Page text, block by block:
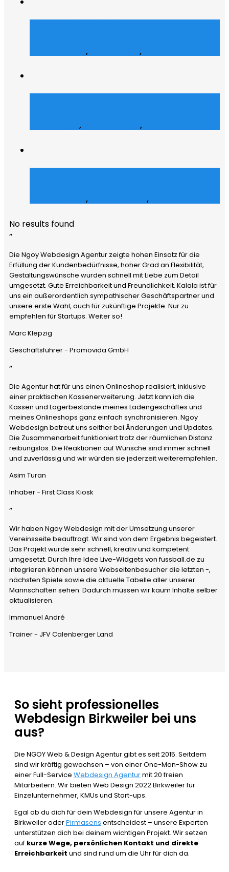
, ,
, ,
, ,
No results found
”
Die Ngoy Webdesign Agentur zeigte hohen Einsatz für die
Erfüllung der Kundenbedürfnisse, hoher Grad an Flexibilität,
Gestaltungswünsche wurden schnell mit Liebe zum Detail
umgesetzt. Gute Erreichbarkeit und Freundlichkeit. Kalala ist für
uns ein außerordentlich sympathischer Geschäftspartner und
unsere erste Wahl, auch für zukünftige Projekte. Nur zu
empfehlen für Startups. Weiter so!
Marc Klepzig
Geschäftsführer - Promovida GmbH
”
Die Agentur hat für uns einen Onlineshop realisiert, inklusive
einer praktischen Kassenerweiterung. Jetzt kann ich die
Kassen und Lagerbestände meines Ladengeschäftes und
meines Onlineshops ganz einfach synchronisieren. Ngoy
Webdesign betreut uns seither bei Änderungen und Updates.
Die Zusammenarbeit funktioniert trotz der räumlichen Distanz
reibungslos. Die Reaktionen auf Wünsche sind immer schnell
und zuverlässig und wir würden sie jederzeit weiterempfehlen.
Asim Turan
Inhaber - First Class Kiosk
”
Wir haben Ngoy Webdesign mit der Umsetzung unserer
Vereinsseite beauftragt. Wir sind von dem Ergebnis begeistert.
Das Projekt wurde sehr schnell, kreativ und kompetent
umgesetzt. Durch Ihre Idee Live-Widgets von fussball.de zu
integrieren können unsere Webseitenbesucher die letzten -,
nächsten Spiele sowie die aktuelle Tabelle aller unserer
Mannschaften sehen. Dadurch müssen wir kaum Inhalte selber
aktualisieren.
Immanuel André
Trainer - JFV Calenberger Land
So sieht professionelles
Webdesign Birkweiler bei uns
aus?
Die NGOY Web & Design Agentur gibt es seit 2015. Seitdem
sind wir kräftig gewachsen – von einer One-Man-Show zu
einer Full-Service Webdesign Agenturmit 20 freien
Mitarbeitern. Wir bieten Web Design 2022 Birkweiler für
Einzelunternehmer, KMUs und Start-ups.
Egal ob du dich für dein Webdesign für unsere Agentur in
Birkweiler oderPirmasens entscheidest – unsere Experten
unterstützen dich bei deinem wichtigen Projekt. Wir setzen
auf kurze Wege, persönlichen Kontakt und direkte
Erreichbarkeit und sind rund um die Uhr für dich da.